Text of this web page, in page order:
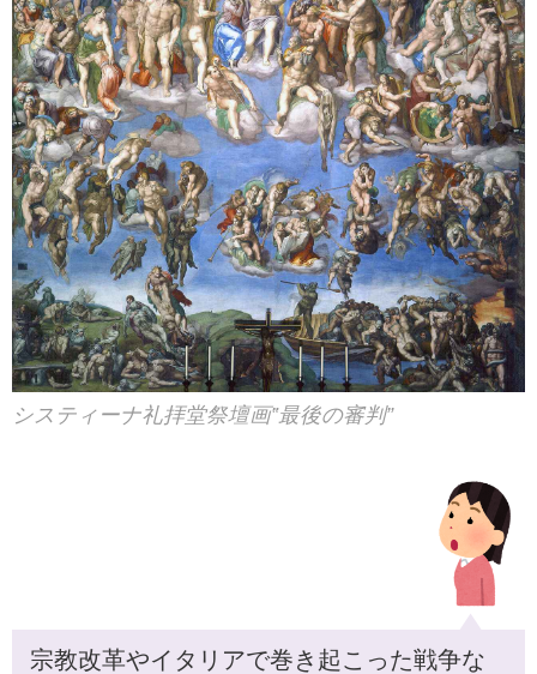
システィーナ礼拝堂祭壇画‟最後の審判”
宗教改革やイタリアで巻き起こった戦争な